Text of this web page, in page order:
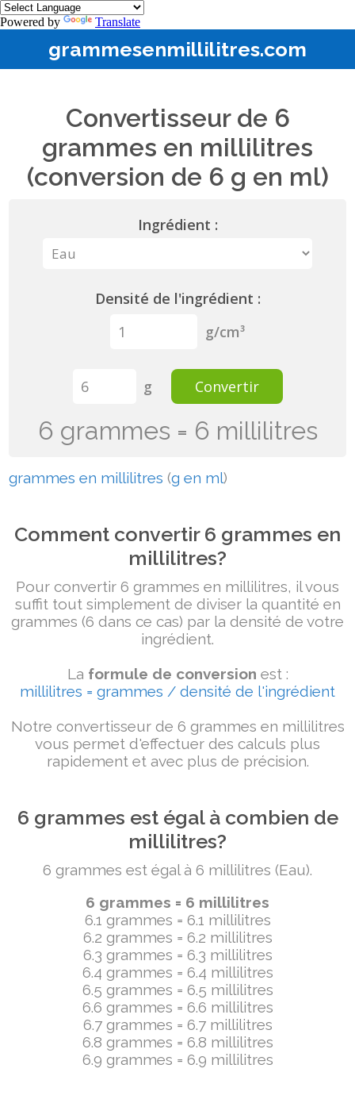
Powered by Translate
grammesenmillilitres.com
Convertisseur de 6
grammes en millilitres
(conversion de 6 g en ml)
Ingrédient :
Densité de l'ingrédient :
g/cm³
g Convertir
6 grammes = 6 millilitres
grammes en millilitres (g en ml)
Comment convertir 6 grammes en
millilitres?
Pour convertir 6 grammes en millilitres, il vous
suffit tout simplement de diviser la quantité en
grammes (6 dans ce cas) par la densité de votre
ingrédient.
La formule de conversion est :
millilitres = grammes / densité de l'ingrédient
Notre convertisseur de 6 grammes en millilitres
vous permet d'effectuer des calculs plus
rapidement et avec plus de précision.
6 grammes est égal à combien de
millilitres?
6 grammes est égal à 6 millilitres (Eau).
6 grammes = 6 millilitres
6.1 grammes = 6.1 millilitres
6.2 grammes = 6.2 millilitres
6.3 grammes = 6.3 millilitres
6.4 grammes = 6.4 millilitres
6.5 grammes = 6.5 millilitres
6.6 grammes = 6.6 millilitres
6.7 grammes = 6.7 millilitres
6.8 grammes = 6.8 millilitres
6.9 grammes = 6.9 millilitres